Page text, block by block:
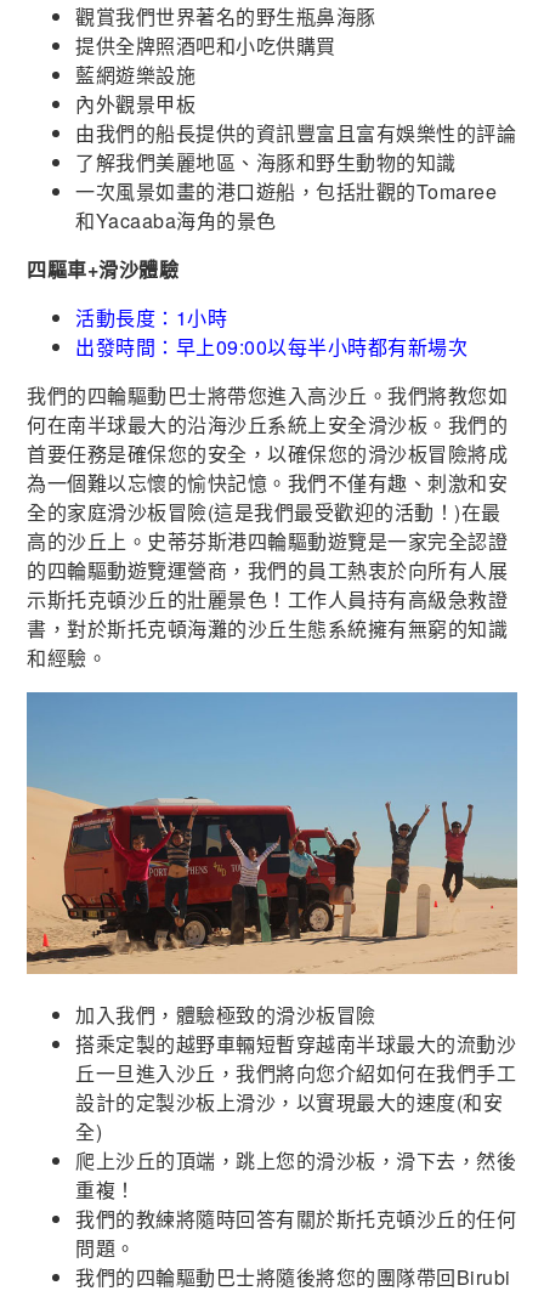
觀賞我們世界著名的野生瓶鼻海豚
提供全牌照酒吧和小吃供購買
藍網遊樂設施
內外觀景甲板
由我們的船長提供的資訊豐富且富有娛樂性的評論
了解我們美麗地區、海豚和野生動物的知識
一次風景如畫的港口遊船，包括壯觀的Tomaree
和Yacaaba海角的景色
四驅車+滑沙體驗
活動長度：1小時
出發時間：早上09:00以每半小時都有新場次
我們的四輪驅動巴士將帶您進入高沙丘。我們將教您如
何在南半球最大的沿海沙丘系統上安全滑沙板。我們的
首要任務是確保您的安全，以確保您的滑沙板冒險將成
為一個難以忘懷的愉快記憶。我們不僅有趣、刺激和安
全的家庭滑沙板冒險(這是我們最受歡迎的活動！)在最
高的沙丘上。史蒂芬斯港四輪驅動遊覽是一家完全認證
的四輪驅動遊覽運營商，我們的員工熱衷於向所有人展
示斯托克頓沙丘的壯麗景色！工作人員持有高級急救證
書，對於斯托克頓海灘的沙丘生態系統擁有無窮的知識
和經驗。
加入我們，體驗極致的滑沙板冒險
搭乘定製的越野車輛短暫穿越南半球最大的流動沙
丘一旦進入沙丘，我們將向您介紹如何在我們手工
設計的定製沙板上滑沙，以實現最大的速度(和安
全)
爬上沙丘的頂端，跳上您的滑沙板，滑下去，然後
重複！
我們的教練將隨時回答有關於斯托克頓沙丘的任何
問題。
我們的四輪驅動巴士將隨後將您的團隊帶回Birubi